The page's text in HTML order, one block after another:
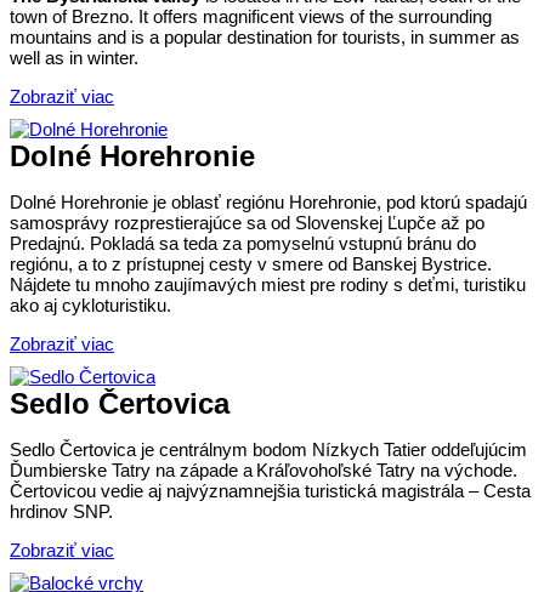
town of Brezno. It offers magnificent views of the surrounding
mountains and is a popular destination for tourists, in summer as
well as in winter.
Zobraziť viac
Dolné Horehronie
Dolné Horehronie je oblasť regiónu Horehronie, pod ktorú spadajú
samosprávy rozprestierajúce sa od Slovenskej Ľupče až po
Predajnú. Pokladá sa teda za pomyselnú vstupnú bránu do
regiónu, a to z prístupnej cesty v smere od Banskej Bystrice.
Nájdete tu mnoho zaujímavých miest pre rodiny s deťmi, turistiku
ako aj cykloturistiku.
Zobraziť viac
Sedlo Čertovica
Sedlo Čertovica je centrálnym bodom Nízkych Tatier oddeľujúcim
Ďumbierske Tatry na západe a Kráľovohoľské Tatry na východe.
Čertovicou vedie aj najvýznamnejšia turistická magistrála – Cesta
hrdinov SNP.
Zobraziť viac